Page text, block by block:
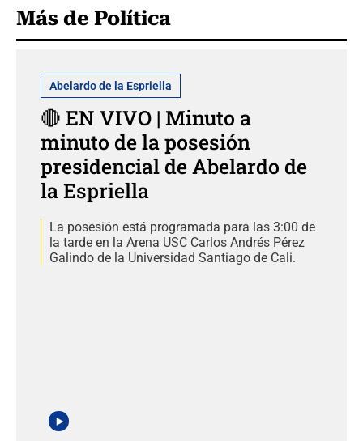
Más de Política
Abelardo de la Espriella
🔴 EN VIVO | Minuto a
minuto de la posesión
presidencial de Abelardo de
la Espriella
La posesión está programada para las 3:00 de
la tarde en la Arena USC Carlos Andrés Pérez
Galindo de la Universidad Santiago de Cali.